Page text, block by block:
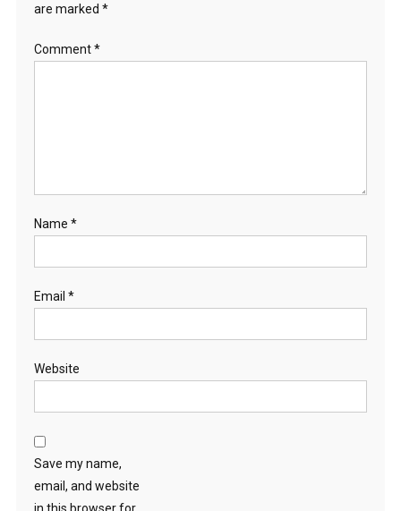
are marked *
Comment*
Name *
Email *
Website
Save my name,
email, and website
in this browser for